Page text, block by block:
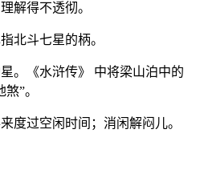
解得不透彻。
北斗七星的柄。
。《水浒传》 中将梁山泊中的
”。
度过空闲时间；消闲解闷儿。